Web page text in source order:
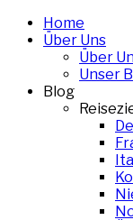
Skip
Home
Über Uns
Über
Unser
Blog